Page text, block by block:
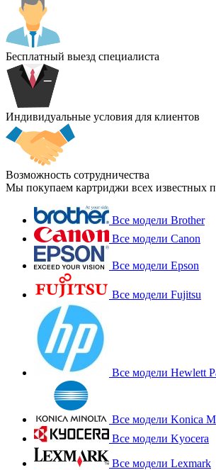
Бесплатный выезд специалиста
Индивидуальные условия для клиентов
Возможность сотрудничества
Мы покупаем картриджи всех известных
Все модели Brother
Все модели Canon
Все модели Epson
Все модели Fujitsu
Все модели Hewlett
Все модели Konica
Все модели Kyocera
Все модели Lexmark